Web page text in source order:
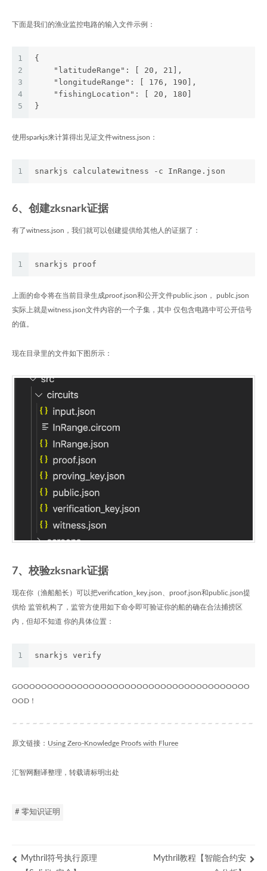
下面是我们的渔业监控电路的输入文件示例：
1
2
3
4
5
{
    "latitudeRange": [ 20, 21],
    "longitudeRange": [ 176, 190],
    "fishingLocation": [ 20, 180]
}
使用sparkjs来计算得出见证文件witness.json：
1 snarkjs calculatewitness -c InRange.json
6、创建zksnark证据
有了witness.json，我们就可以创建提供给其他人的证据了：
1 snarkjs proof
上面的命令将在当前目录生成proof.json和公开文件public.json， publc.json
实际上就是witness.json文件内容的一个子集，其中 仅包含电路中可公开信号
的值。
现在目录里的文件如下图所示：
7、校验zksnark证据
现在你（渔船船长）可以把verification_key.json、proof.json和public.json提
供给 监管机构了，监管方使用如下命令即可验证你的船的确在合法捕捞区
内，但却不知道 你的具体位置：
1 snarkjs verify
GOOOOOOOOOOOOOOOOOOOOOOOOOOOOOOOOOOOOOOO
OOD！
原文链接： Using Zero-Knowledge Proofs with Fluree
汇智网翻译整理，转载请标明出处
# 零知识证明
Mythril符号执行原理
Mythril教程【智能合约安